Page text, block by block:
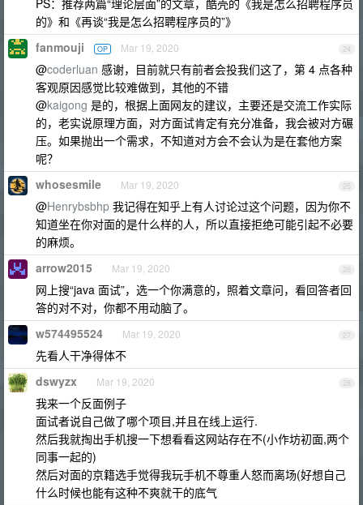
PS：推荐两篇“理论层面”的文章，酷壳的《我是怎么招聘程序员
的》和《再谈“我是怎么招聘程序员的”》
24
fanmouji OP Mar 19, 2020
@coderluan 感谢，目前就只有前者会投我们这了，第 4 点各种
客观原因感觉比较难做到，其他的不错
@kaigong 是的，根据上面网友的建议，主要还是交流工作实际
的，老实说原理方面，对方面试肯定有充分准备，我会被对方碾
压。如果抛出一个需求，不知道对方会不会认为是在套他方案
呢？
25
whosesmile Mar 19, 2020
@Henrybsbhp 我记得在知乎上有人讨论过这个问题，因为你不
知道坐在你对面的是什么样的人，所以直接拒绝可能引起不必要
的麻烦。
26
arrow2015 Mar 19, 2020
网上搜“java 面试”，选一个你满意的，照着文章问，看回答者回
答的对不对，你都不用动脑了。
27
w574495524 Mar 19, 2020
先看人干净得体不
28
dswyzx Mar 19, 2020
我来一个反面例子
面试者说自己做了哪个项目,并且在线上运行.
然后我就掏出手机搜一下想看看这网站存在不(小作坊初面,两个
同事一起的)
然后对面的京籍选手觉得我玩手机不尊重人怒而离场(好想自己
什么时候也能有这种不爽就干的底气